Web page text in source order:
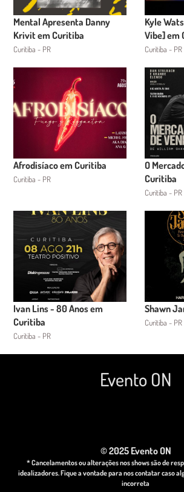
Mental Apresenta Danny
Krivit em Curitiba
Curitiba - PR
Kyle
Vibe] em
Curitiba - PR
Afrodisíaco em Curitiba
Curitiba - PR
O
Curitiba
Curitiba - PR
Ivan Lins - 80 Anos em
Curitiba
Curitiba - PR
Shawn
Curitiba - PR
Evento ON
© 2025 Evento ON
* Cancelamentos ou alterações nos shows são de
idealizadores. Fique a vontade para nos contatar caso
incorreta